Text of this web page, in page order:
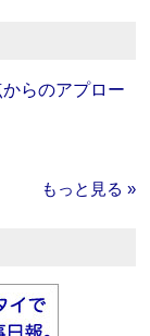
らのアプロー
もっと見る »